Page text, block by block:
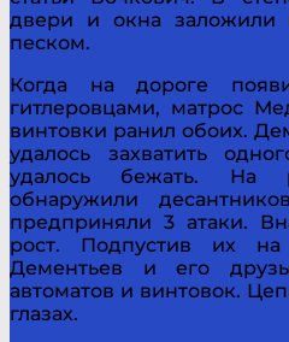
двери и окна
песком.
Когда на дороге
гитлеровцами, матрос
винтовки ранил обоих.
удалось захватить
удалось бежать. На
обнаружили
предприняли 3 атаки.
рост. Подпустив их на
Дементьев и его
автоматов и винтовок.
глазах.